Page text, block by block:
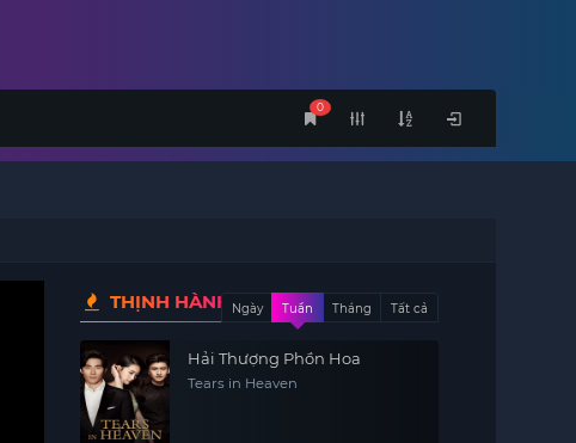
0
THỊNH HÀNHNgày Tuần Tháng Tất cả
Hải Thượng Phồn Hoa
Tears in Heaven